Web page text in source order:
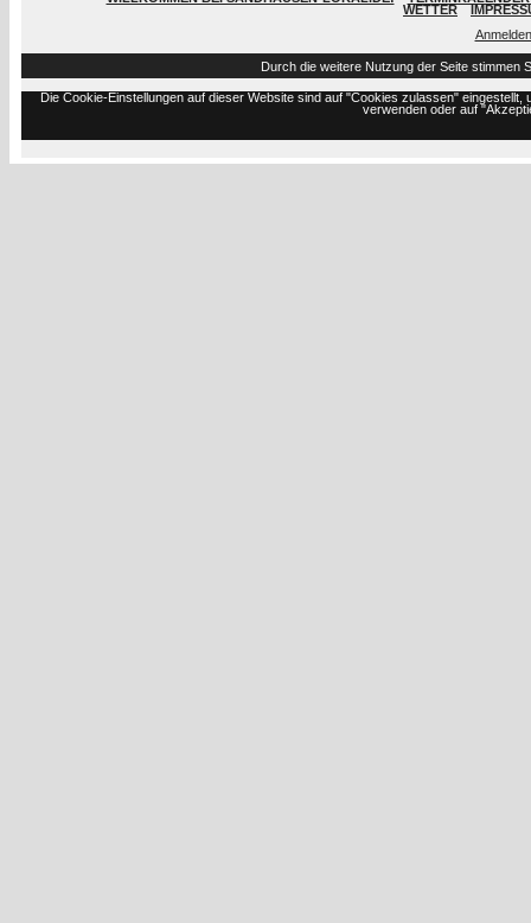
WETTER
Anmelden
Durch die weitere Nutzung der Seite stimmen
Die Cookie-Einstellungen auf dieser Website sind auf "Cookies zulassen"
verwenden oder auf